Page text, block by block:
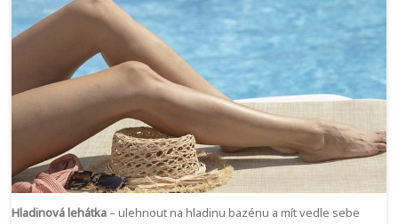
Hladinová lehátka – ulehnout na hladinu bazénu a mít vedle sebe